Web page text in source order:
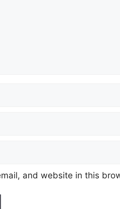
and website in this